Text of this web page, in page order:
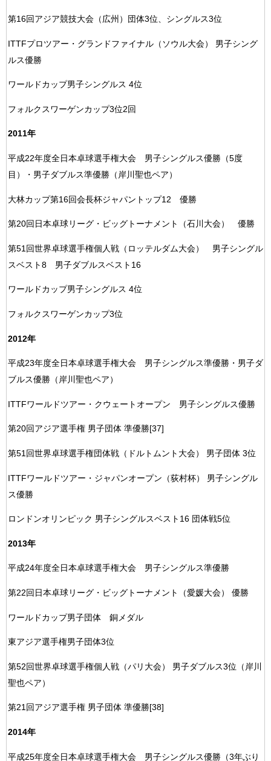
第16回アジア競技大会（広州）団体3位、シングルス3位
ITTFプロツアー・グランドファイナル（ソウル大会） 男子シング
ルス優勝
ワールドカップ男子シングルス 4位
フォルクスワーゲンカップ3位2回
2011年
平成22年度全日本卓球選手権大会 男子シングルス優勝（5度
目）・男子ダブルス準優勝（岸川聖也ペア）
大林カップ第16回会長杯ジャパントップ12 優勝
第20回日本卓球リーグ・ビッグトーナメント（石川大会） 優勝
第51回世界卓球選手権個人戦（ロッテルダム大会） 男子シングル
スベスト8 男子ダブルスベスト16
ワールドカップ男子シングルス 4位
フォルクスワーゲンカップ3位
2012年
平成23年度全日本卓球選手権大会 男子シングルス準優勝・男子ダ
ブルス優勝（岸川聖也ペア）
ITTFワールドツアー・クウェートオープン 男子シングルス優勝
第20回アジア選手権 男子団体 準優勝[37]
第51回世界卓球選手権団体戦（ドルトムント大会） 男子団体 3位
ITTFワールドツアー・ジャパンオープン（荻村杯） 男子シングル
ス優勝
ロンドンオリンピック 男子シングルスベスト16 団体戦5位
2013年
平成24年度全日本卓球選手権大会 男子シングルス準優勝
第22回日本卓球リーグ・ビッグトーナメント（愛媛大会） 優勝
ワールドカップ男子団体 銅メダル
東アジア選手権男子団体3位
第52回世界卓球選手権個人戦（パリ大会） 男子ダブルス3位（岸川
聖也ペア）
第21回アジア選手権 男子団体 準優勝[38]
2014年
平成25年度全日本卓球選手権大会 男子シングルス優勝（3年ぶり